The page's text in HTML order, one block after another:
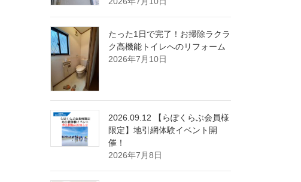
たった1日で完了！お掃除ラクラ
ク高機能トイレへのリフォーム
2026年7月10日
2026.09.12 【らぽくらぶ会員様
限定】地引網体験イベント開
催！
2026年7月8日